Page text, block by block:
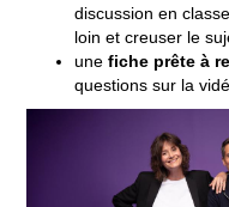
discussion en
loin et creuser le
unefiche prête à
questions sur la